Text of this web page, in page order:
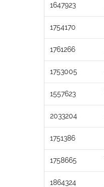
1647923
1754170
1761266
1753005
1557623
2033204
1751386
1758665
1864324